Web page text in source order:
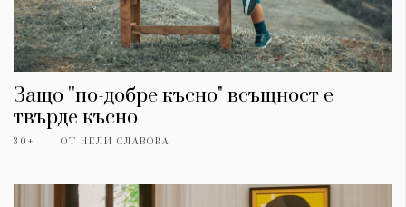
Защо ''по-добре късно" всъщност е
твърде късно
30+ ОТ НЕЛИ СЛАВОВА